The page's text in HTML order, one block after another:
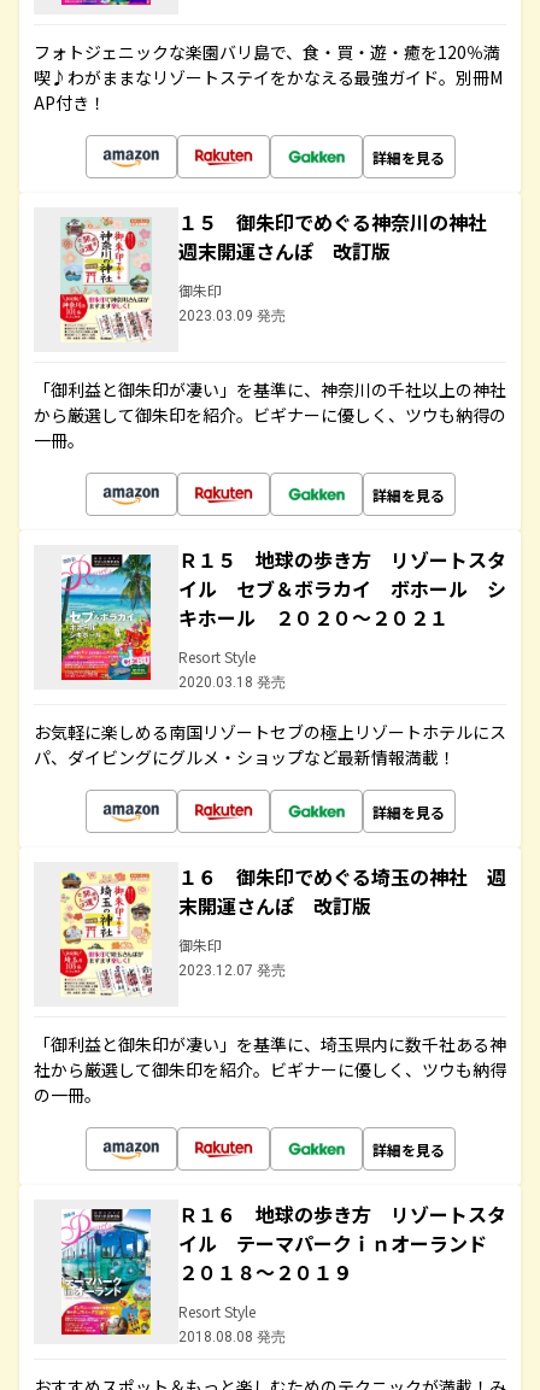
フォトジェニックな楽園バリ島で、食・買・遊・癒を120％満
喫♪わがままなリゾートステイをかなえる最強ガイド。別冊M
AP付き！
詳細を見る
１５ 御朱印でめぐる神奈川の神社
週末開運さんぽ 改訂版
御朱印
2023.03.09 発売
「御利益と御朱印が凄い」を基準に、神奈川の千社以上の神社
から厳選して御朱印を紹介。ビギナーに優しく、ツウも納得の
一冊。
詳細を見る
Ｒ１５ 地球の歩き方 リゾートスタ
イル セブ＆ボラカイ ボホール シ
キホール ２０２０～２０２１
Resort Style
2020.03.18 発売
お気軽に楽しめる南国リゾートセブの極上リゾートホテルにス
パ、ダイビングにグルメ・ショップなど最新情報満載！
詳細を見る
１６ 御朱印でめぐる埼玉の神社 週
末開運さんぽ 改訂版
御朱印
2023.12.07 発売
「御利益と御朱印が凄い」を基準に、埼玉県内に数千社ある神
社から厳選して御朱印を紹介。ビギナーに優しく、ツウも納得
の一冊。
詳細を見る
Ｒ１６ 地球の歩き方 リゾートスタ
イル テーマパークｉｎオーランド
２０１８～２０１９
Resort Style
2018.08.08 発売